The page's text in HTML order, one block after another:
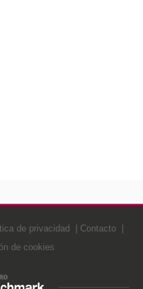
de privacidad
Contacto
de cookies